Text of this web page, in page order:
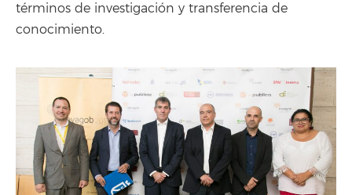
términos de investigación y transferencia de
conocimiento.